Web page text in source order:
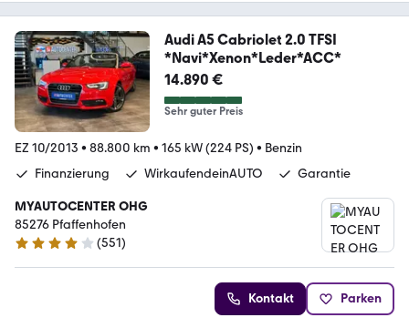
Audi A5 Cabriolet 2.0 TFSI
*Navi*Xenon*Leder*ACC*
14.890 €
Sehr guter Preis
EZ 10/2013 • 88.800 km • 165 kW (224 PS) • Benzin
Finanzierung
WirkaufendeinAUTO Garantie
MYAUTOCENTER OHG
85276 Pfaffenhofen
4.2 Sterne
(551)
Kontakt Parken